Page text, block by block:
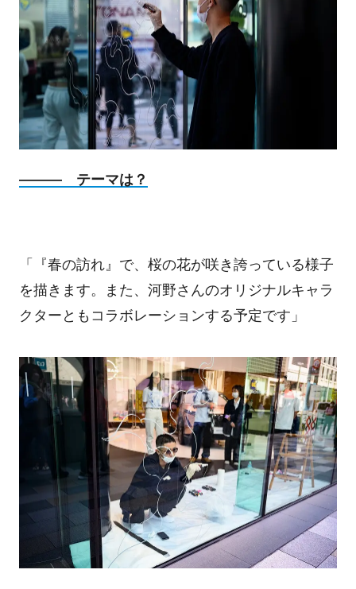
――― テーマは？
「『春の訪れ』で、桜の花が咲き誇っている様子
を描きます。また、河野さんのオリジナルキャラ
クターともコラボレーションする予定です」